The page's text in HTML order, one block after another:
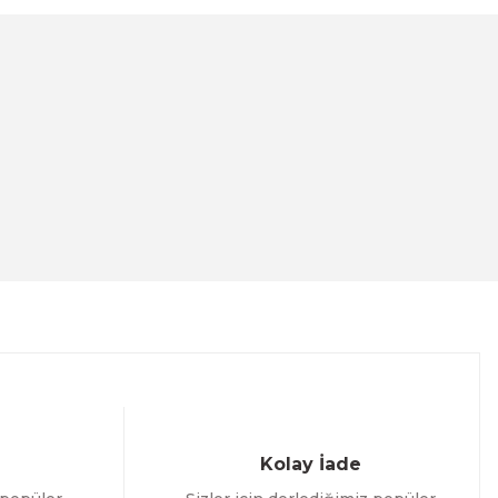
Kolay İade